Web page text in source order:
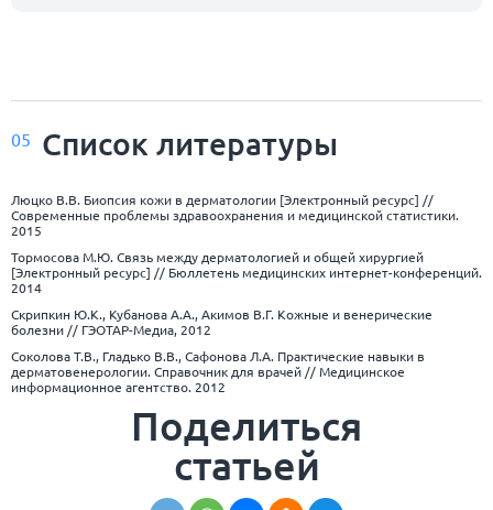
05 Список литературы
Люцко В.В. Биопсия кожи в дерматологии [Электронный ресурс] //
Современные проблемы здравоохранения и медицинской статистики.
2015
Тормосова М.Ю. Связь между дерматологией и общей хирургией
[Электронный ресурс] // Бюллетень медицинских интернет-конференций.
2014
Скрипкин Ю.К., Кубанова А.А., Акимов В.Г. Кожные и венерические
болезни // ГЭОТАР-Медиа, 2012
Соколова Т.В., Гладько В.В., Сафонова Л.А. Практические навыки в
дерматовенерологии. Справочник для врачей // Медицинское
информационное агентство. 2012
Поделиться
статьей